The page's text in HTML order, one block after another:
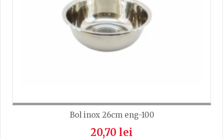
6.9
Bol inox 26cm eng-100
20,70 lei